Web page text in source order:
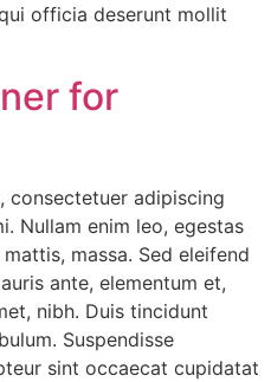
officia deserunt mollit
for
consectetuer adipiscing
Nullam enim leo, egestas
massa. Sed eleifend
ante, elementum et,
nibh. Duis tincidunt
Suspendisse
sint occaecat cupidatat